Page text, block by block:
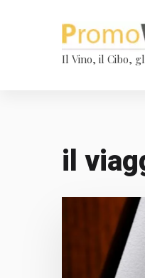
Il Vino, il Cibo,
il